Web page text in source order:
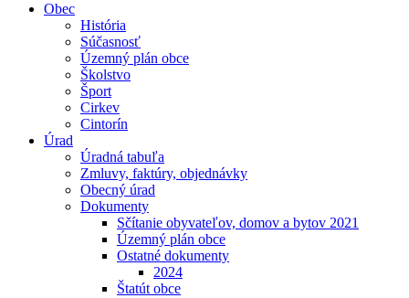
Obec
História
Súčasnosť
Územný plán obce
Školstvo
Šport
Cirkev
Cintorín
Úrad
Úradná tabuľa
Zmluvy, faktúry, objednávky
Obecný úrad
Dokumenty
Sčítanie obyvateľov, domov a bytov 2021
Územný plán obce
Ostatné dokumenty
2024
Štatút obce